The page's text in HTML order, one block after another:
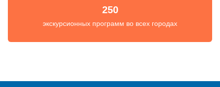
250
экскурсионных программ во всех городах